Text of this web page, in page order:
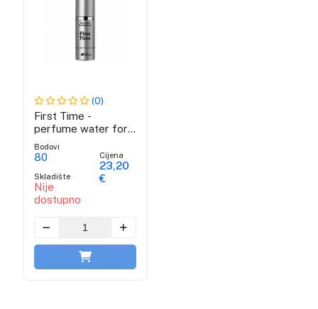
(0)
First Time -
perfume water for
women
Bodovi
80
Skladište
Nije
dostupno
Cijena
23,20
€